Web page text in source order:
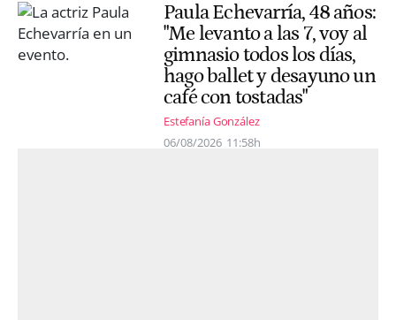
Paula Echevarría, 48 años:
"Me levanto a las 7, voy al
gimnasio todos los días,
hago ballet y desayuno un
café con tostadas"
Estefanía González
06/08/2026 11:58h